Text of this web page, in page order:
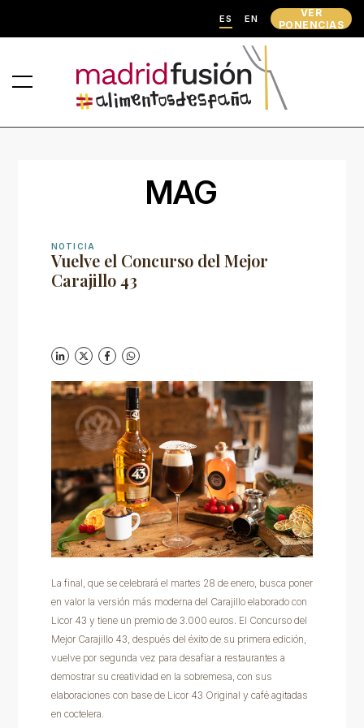
ES EN
VER
PONENCIAS
MAG
NOTICIA
Vuelve el Concurso del Mejor
Carajillo 43
La final, que se celebrará el martes 28 de enero, busca poner
en valor la versión más moderna del Carajillo elaborado con
Licor 43 y tiene un premio de 3.000 euros. El Concurso del
Mejor Carajillo 43, después del éxito de su primera edición,
vuelve por segunda vez para desafiar a restaurantes a
demostrar su creatividad en la sobremesa, con sus
elaboraciones con base de Licor 43 Original y café agitadas
en coctelera.